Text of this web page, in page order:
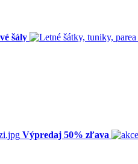
šály
Výpredaj 50% zľava